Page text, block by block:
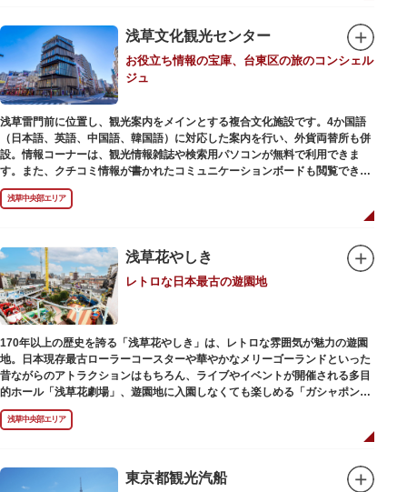
毎年、道具の日である10月9日前後に開催される「かっぱ橋道具まつり」で
は、各店舗がおすすめ商品や掘り出しものを販売。また、年ごとに異なる
様々な催しものも行われます。
浅草文化観光センター
お役立ち情報の宝庫、台東区の旅のコンシェル
ジュ
浅草雷門前に位置し、観光案内をメインとする複合文化施設です。4か国語
（日本語、英語、中国語、韓国語）に対応した案内を行い、外貨両替所も併
設。情報コーナーは、観光情報雑誌や検索用パソコンが無料で利用できま
す。また、クチコミ情報が書かれたコミュニケーションボードも閲覧できる
ので、とっておきの旅のヒントを得られるかも。多目的スペースでは、映像
を活用し台東区のみどころやイベント、歴史、文化を紹介。通常、イスが配
仲見世や、隅田川や東京スカイツリーも一望できるビュースポットとなって
います。
浅草の街並みに溶け込む平屋を重ねたようなおしゃれな外観は、日本を代表
する建築家・隈研吾氏によるデザイン。木の温もりあふれる空間は、初めて
日本を訪れる海外ツーリストにも優しい印象を与えています。
浅草中央部エリア
浅草花やしき
レトロな日本最古の遊園地
170年以上の歴史を誇る「浅草花やしき」は、レトロな雰囲気が魅力の遊園
地。日本現存最古ローラーコースターや華やかなメリーゴーランドといった
昔ながらのアトラクションはもちろん、ライブやイベントが開催される多目
的ホール「浅草花劇場」、遊園地に入園しなくても楽しめる「ガシャポンの
デパート浅草花やしき店」も併設され、さまざまな娯楽を楽しめる浅草の
「遊びの場」として親しまれています。
と菊細工を主とした花園（かえん）として誕生しました。明治時代に入ると
浅草中央部エリア
東京都観光汽船